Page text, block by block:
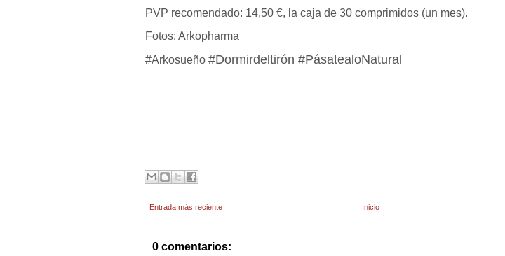
PVP recomendado: 14,50 €, la caja de 30 comprimidos (un mes).
Fotos: Arkopharma
#Arkosueño #Dormirdeltirón #PásatealoNatural
Entrada más reciente Inicio
0 comentarios: